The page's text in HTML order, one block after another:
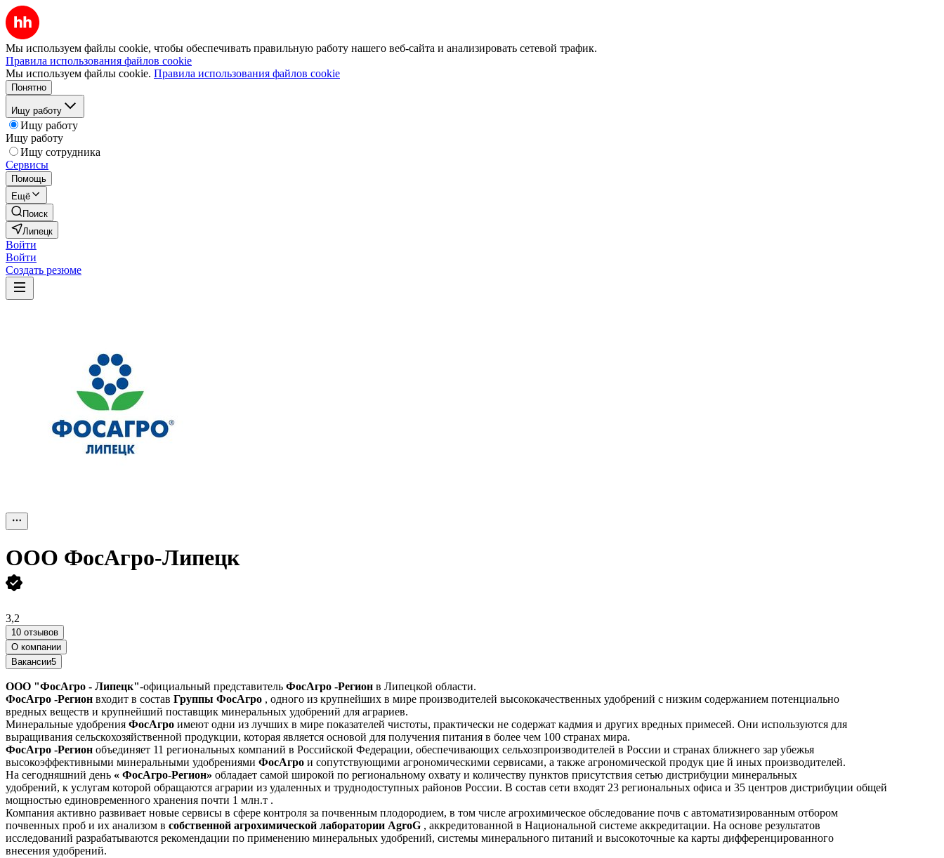
Мы используем файлы cookie, чтобы обеспечивать правильную работу нашего веб-сайта и анализировать сетевой трафик.
Правила использования файлов cookie
Мы используем файлы cookie. Правила использования файлов cookie
Понятно
Ищу работу
Ищу работу
Ищу работу
Ищу сотрудника
Сервисы
Помощь
Ещё
Поиск
Липецк
Войти
Войти
Создать резюме
ООО ФосАгро-Липецк
3,2
10 отзывов
О компании
Вакансии5
ООО "ФосАгро - Липецк"-официальный представитель ФосАгро -Регион в Липецкой области.
ФосАгро -Регион входит в состав Группы ФосАгро , одного из крупнейших в мире производителей высококачественных удобрений с низким содержанием потенциально
вредных веществ и крупнейший поставщик минеральных удобрений для аграриев.
Минеральные удобрения ФосАгро имеют одни из лучших в мире показателей чистоты, практически не содержат кадмия и других вредных примесей. Они используются для
выращивания сельскохозяйственной продукции, которая является основой для получения питания в более чем 100 странах мира.
ФосАгро -Регион объединяет 11 региональных компаний в Российской Федерации, обеспечивающих сельхозпроизводителей в России и странах ближнего зар убежья
высокоэффективными минеральными удобрениями ФосАгро и сопутствующими агрономическими сервисами, а также агрономической продук цие й иных производителей.
На сегодняшний день « ФосАгро-Регион» обладает самой широкой по региональному охвату и количеству пунктов присутствия сетью дистрибуции минеральных
удобрений, к услугам которой обращаются аграрии из удаленных и труднодоступных районов России. В состав сети входят 23 региональных офиса и 35 центров дистрибуции общей
мощностью единовременного хранения почти 1 млн.т .
Компания активно развивает новые сервисы в сфере контроля за почвенным плодородием, в том числе агрохимическое обследование почв с автоматизированным отбором
почвенных проб и их анализом в собственной агрохимической лаборатории AgroG , аккредитованной в Национальной системе аккредитации. На основе результатов
исследований разрабатываются рекомендации по применению минеральных удобрений, системы минерального питаний и высокоточные ка карты дифференцированного
внесения удобрений.